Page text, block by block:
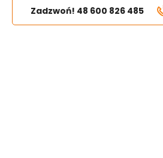
Zadzwoń! 48 600 826 485